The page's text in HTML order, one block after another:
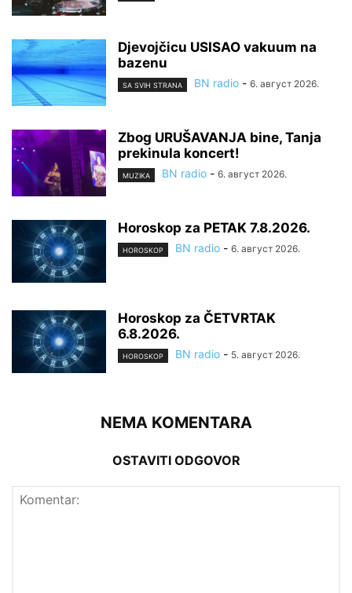
Djevojčicu USISAO vakuum na
bazenu
SA SVIH STRANA BN radio - 6. август 2026.
Zbog URUŠAVANJA bine, Tanja
prekinula koncert!
MUZIKA BN radio - 6. август 2026.
Horoskop za PETAK 7.8.2026.
HOROSKOP BN radio - 6. август 2026.
Horoskop za ČETVRTAK
6.8.2026.
HOROSKOP BN radio - 5. август 2026.
NEMA KOMENTARA
OSTAVITI ODGOVOR